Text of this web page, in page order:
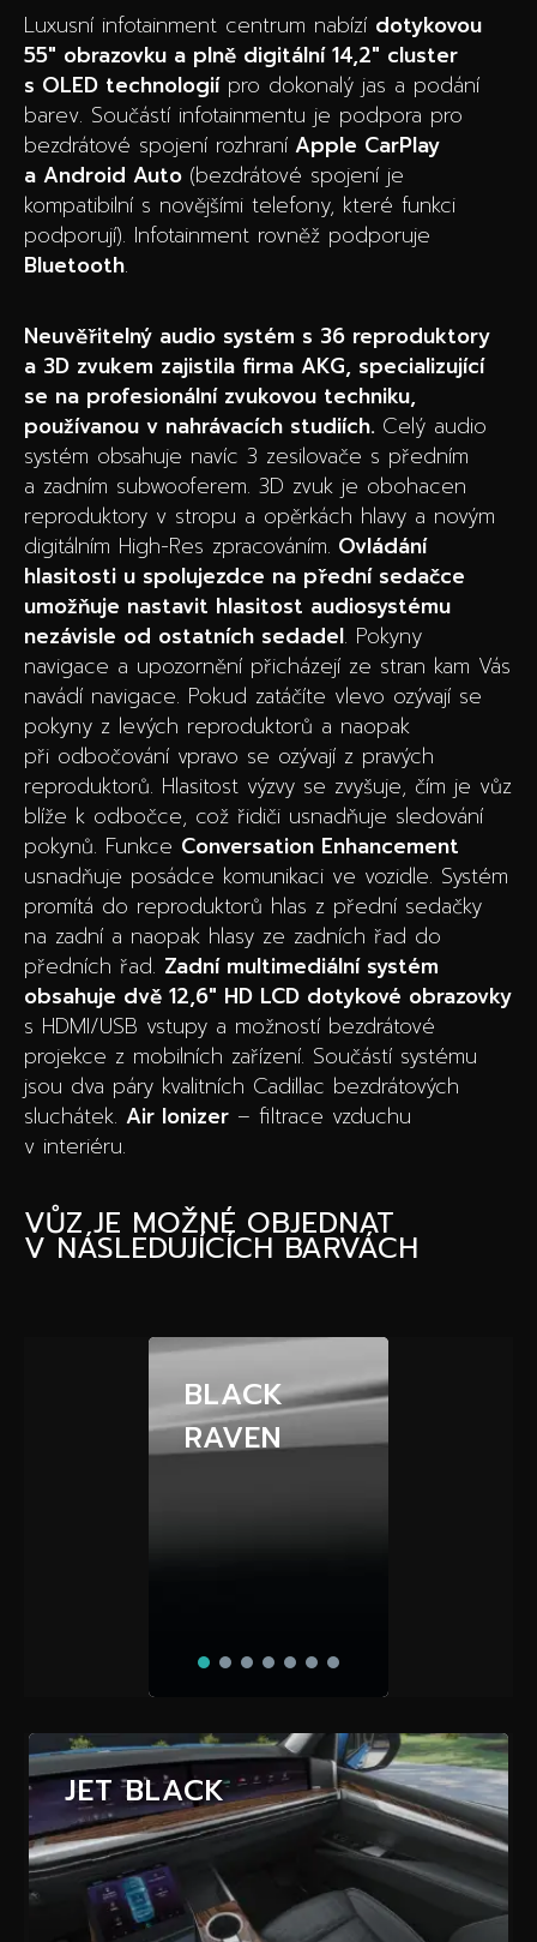
Luxusní infotainment centrum nabízí dotykovou
55″ obrazovku a plně digitální 14,2″ cluster
s OLED technologiípro dokonalý jas a podání
barev. Součástí infotainmentu je podpora pro
bezdrátové spojení rozhraní Apple CarPlay
a Android Auto (bezdrátové spojení je
kompatibilní s novějšími telefony, které funkci
podporují). Infotainment rovněž podporuje
Bluetooth.
Neuvěřitelný audio systém s 36 reproduktory
a 3D zvukem zajistila firma AKG, specializující
se na profesionální zvukovou techniku,
používanou v nahrávacích studiích. Celý audio
systém obsahuje navíc 3 zesilovače s předním
a zadním subwooferem. 3D zvuk je obohacen
reproduktory v stropu a opěrkách hlavy a novým
digitálním High-Res zpracováním. Ovládání
hlasitosti u spolujezdce na přední sedačce
umožňuje nastavit hlasitost audiosystému
nezávisle od ostatních sedadel. Pokyny
navigace a upozornění přicházejí ze stran kam Vás
navádí navigace. Pokud zatáčíte vlevo ozývají se
pokyny z levých reproduktorů a naopak
při odbočování vpravo se ozývají z pravých
reproduktorů. Hlasitost výzvy se zvyšuje, čím je vůz
blíže k odbočce, což řidiči usnadňuje sledování
pokynů. Funkce Conversation Enhancement
usnadňuje posádce komunikaci ve vozidle. Systém
promítá do reproduktorů hlas z přední sedačky
na zadní a naopak hlasy ze zadních řad do
předních řad. Zadní multimediální systém
obsahuje dvě 12,6″ HD LCD dotykové obrazovky
s HDMI/USB vstupy a možností bezdrátové
projekce z mobilních zařízení. Součástí systému
jsou dva páry kvalitních Cadillac bezdrátových
sluchátek. Air Ionizer – filtrace vzduchu
v interiéru.
VŮZ JE MOŽNÉ OBJEDNAT
V NÁSLEDUJÍCÍCH BARVÁCH
BLACK
RAVEN
JET BLACK